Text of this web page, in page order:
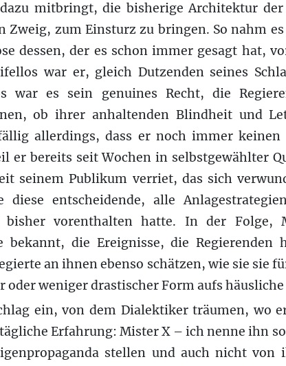
dazu mitbringt, die bisherige Architektur
zum Einsturz zu bringen. So nahm
dessen, der es schon immer gesagt hat,
war er, gleich Dutzenden seines
war es sein genuines Recht, die
ob ihrer anhaltenden Blindheit und
allerdings, dass er noch immer
er bereits seit Wochen in selbstgewählter
seinem Publikum verriet, das sich
entscheidende, alle
bisher vorenthalten hatte. In der Folge,
bekannt, die Ereignisse, die Regierenden
an ihnen ebenso schätzen, wie sie sie
weniger drastischer Form aufs häusliche
ein, von dem Dialektiker träumen, wo
Erfahrung: Mister X – ich nenne ihn
stellen und auch nicht von